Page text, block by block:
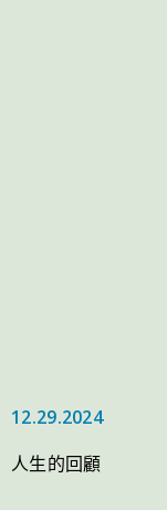
12.29.2024
人生的回顧